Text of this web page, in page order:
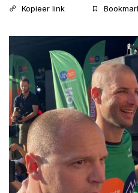
Kopieer link